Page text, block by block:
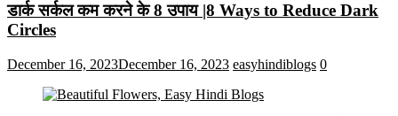
डार्क सर्कल कम करने के 8 उपाय |8 Ways to Reduce Dark
Circles
December 16, 2023December 16, 2023 easyhindiblogs 0